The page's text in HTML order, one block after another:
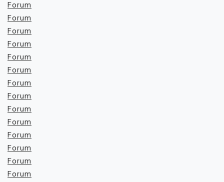
Forum
Forum
Forum
Forum
Forum
Forum
Forum
Forum
Forum
Forum
Forum
Forum
Forum
Forum